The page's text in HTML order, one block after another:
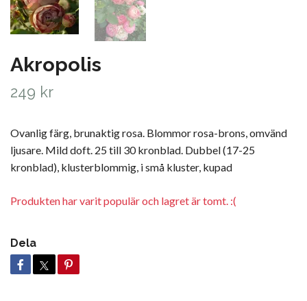
Akropolis
249 kr
Ovanlig färg, brunaktig rosa. Blommor rosa-brons, omvänd
ljusare. Mild doft. 25 till 30 kronblad. Dubbel (17-25
kronblad), klusterblommig, i små kluster, kupad
Produkten har varit populär och lagret är tomt. :(
Dela